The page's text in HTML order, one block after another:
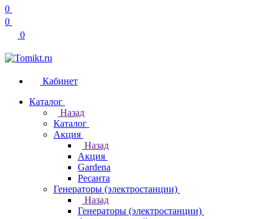
0
0
0
Кабинет
Каталог
Назад
Каталог
Акция
Назад
Акция
Gardena
Ресанта
Генераторы (электростанции)
Назад
Генераторы (электростанции)